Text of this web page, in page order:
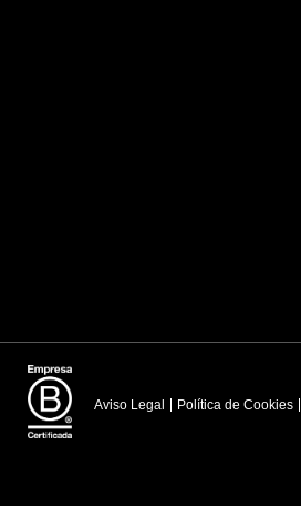
Aviso Legal Política de Cookies